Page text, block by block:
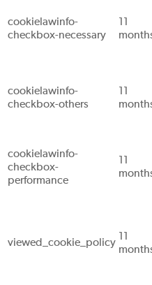
cookielawinfo-
checkbox-necessary
cookielawinfo-
checkbox-others
cookielawinfo-
checkbox-
performance
viewed_cookie_policy